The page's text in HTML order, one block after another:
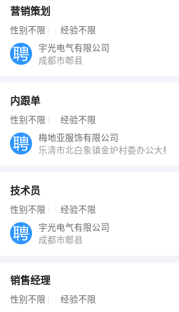
营销策划
性别不限 经验不限
宇光电气有限公司
成都市郫县
内跟单
性别不限 经验不限
梅地亚服饰有限公司
乐清市北白象镇金炉村委办公大楼
技术员
性别不限 经验不限
宇光电气有限公司
成都市郫县
销售经理
性别不限 经验不限